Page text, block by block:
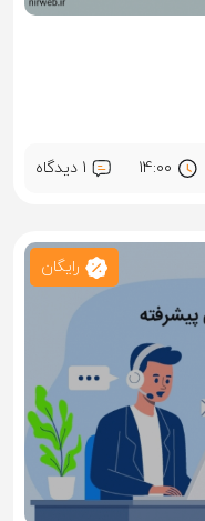
14:00 1 ديدگاه
رایگان